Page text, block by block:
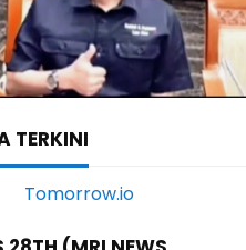
TERKINI